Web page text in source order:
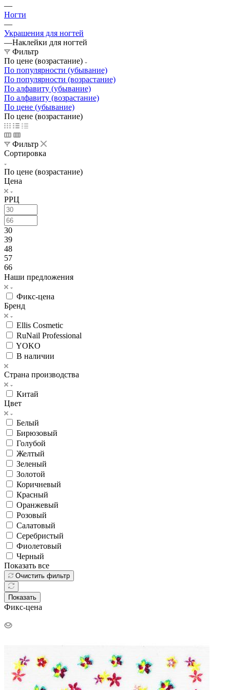
—
Ногти
—
Украшения для ногтей
—Наклейки для ногтей
Фильтр
По цене (возрастание)
По популярности (убывание)
По популярности (возрастание)
По алфавиту (убывание)
По алфавиту (возрастание)
По цене (убывание)
По цене (возрастание)
Фильтр
Сортировка
По цене (возрастание)
Цена
РРЦ
30
39
48
57
66
Наши предложения
Фикс-цена
Бренд
Ellis Cosmetic
RuNail Professional
YOKO
В наличии
Страна производства
Китай
Цвет
Белый
Бирюзовый
Голубой
Желтый
Зеленый
Золотой
Коричневый
Красный
Оранжевый
Розовый
Салатовый
Серебристый
Фиолетовый
Черный
Показать все
Очистить фильтр
Показать
Фикс-цена